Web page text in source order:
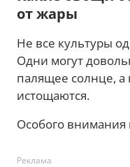
от жары
Не все культуры
Одни могут
палящее солнце, а
истощаются.
Особого внимания
Реклама